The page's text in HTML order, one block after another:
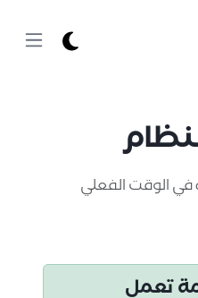
في الوقت الفعلي
تعمل